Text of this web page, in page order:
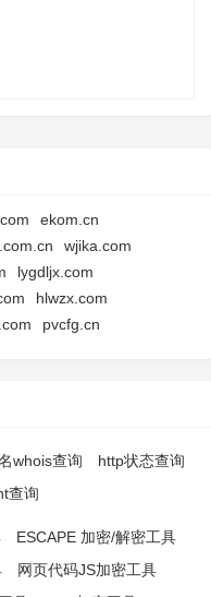
ekom.cn
wjika.com
lygdljx.com
hlwzx.com
pvcfg.cn
whois查询
http状态查询
查询
ESCAPE 加密/解密工具
网页代码JS加密工具